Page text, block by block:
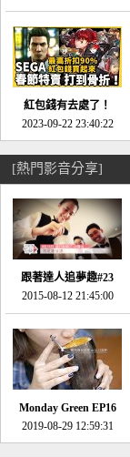
天平》介紹！-電玩宅
速配20230126
紅包錢有去處了！
SEGA春節特賣 超過85
款遊戲打到骨折-電玩
宅速配20230119
2023-09-22 23:40:22
[熱門影音分享]
跟著達人追夢趣#23
promo-我想開間咖啡
館(謝佳凌)
2015-08-12 21:45:00
Monday Green EP16
超意外~環保原來可以
邊玩邊做！
2019-08-29 12:59:31